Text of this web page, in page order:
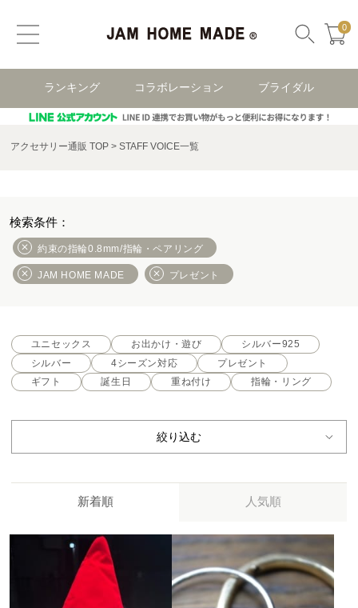
0
ランキング コラボレーション ブライダル
アクセサリー通販 TOP STAFF VOICE一覧
約束の指輪0.8mm/指輪・ペアリング
JAM HOME MADE プレゼント
ユニセックス お出かけ・遊び
シルバー925
シルバー
4シーズン対応
プレゼント
ギフト
誕生日 重ね付け 指輪・リング
絞り込む
新着順 人気順